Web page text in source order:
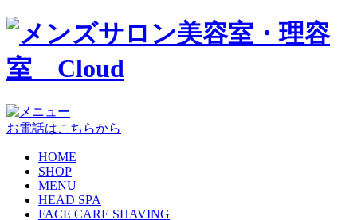
お電話はこちらから
HOME
SHOP
MENU
HEAD SPA
FACE CARE SHAVING